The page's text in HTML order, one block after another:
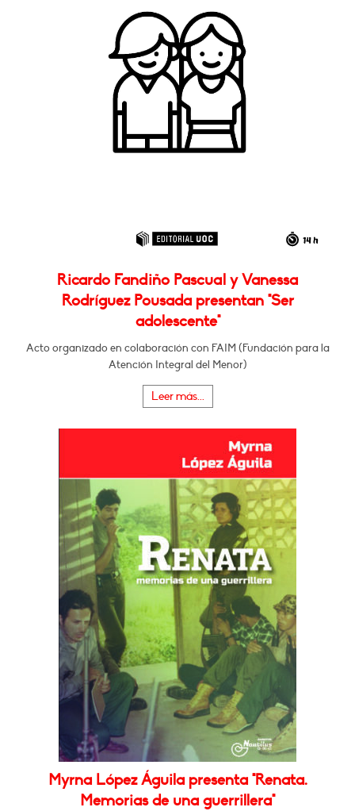
Ricardo Fandiño Pascual y Vanessa
Rodríguez Pousada presentan "Ser
adolescente"
Acto organizado en colaboración con FAIM (Fundación para la
Atención Integral del Menor)
Leer más...
Myrna López Águila presenta "Renata.
Memorias de una guerrillera"